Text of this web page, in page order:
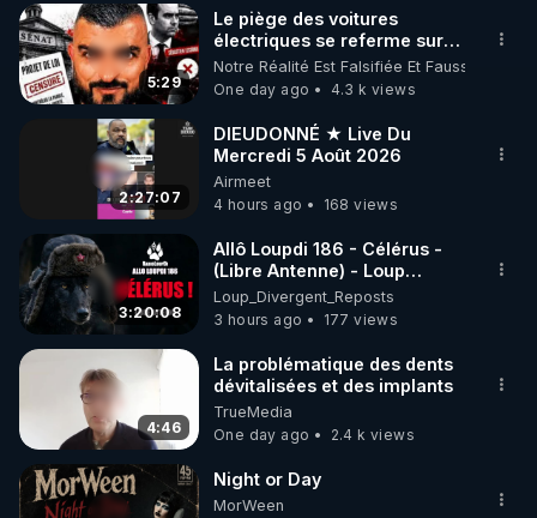
▶ 30 jours gratuit sur l’application de méditation et
de bien-être ENVOL :
Rendez-vous sur https://www.envol.app/code
le code : REGENERE
5:29
Le piège des voitures
électriques se referme sur
les usagers !
Notre Réalité Est Falsifiée Et Fausse
One day ago
4.3 k views
2:27:07
DIEUDONNÉ ★ Live Du
Mercredi 5 Août 2026
Airmeet
4 hours ago
168 views
3:20:08
Allô Loupdi 186 - Célérus -
(Libre Antenne) - Loup
Divergent 2026.08.06
Loup_Divergent_Reposts
3 hours ago
177 views
4:46
La problématique des dents
dévitalisées et des implants
TrueMedia
One day ago
2.4 k views
Night or Day
MorWeen